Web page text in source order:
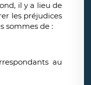
il y a lieu de
les préjudices
sommes de :
au